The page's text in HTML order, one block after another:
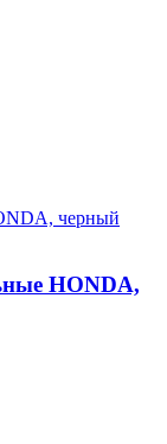
HONDA,